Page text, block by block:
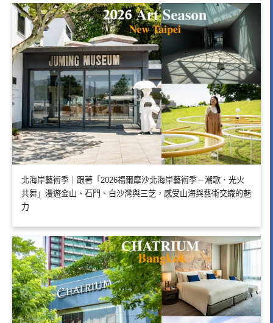
北海岸藝術季｜跟著「2026福爾摩沙北海岸藝術季－潮歌．光火
共舞」漫遊金山、石門、白沙灣與三芝，感受山海與藝術交織的魅
力